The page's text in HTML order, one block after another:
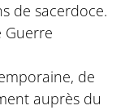
de sacerdoce.
Guerre
de
auprès du